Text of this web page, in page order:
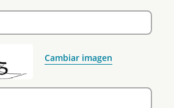
Cambiar imagen